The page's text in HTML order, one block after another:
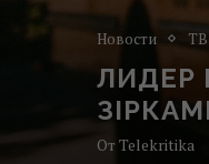
Новости ТВ
ЛИДЕР
От Telekritika